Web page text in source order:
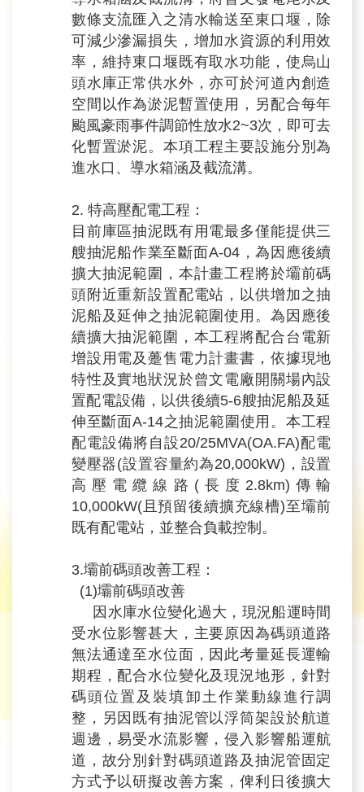
數條支流匯入之清水輸送至東口堰，除
可減少滲漏損失，增加水資源的利用效
率，維持東口堰既有取水功能，使烏山
頭水庫正常供水外，亦可於河道內創造
空間以作為淤泥暫置使用，另配合每年
颱風豪雨事件調節性放水2~3次，即可去
化暫置淤泥。本項工程主要設施分別為
進水口、導水箱涵及截流溝。
2. 特高壓配電工程：
目前庫區抽泥既有用電最多僅能提供三
艘抽泥船作業至斷面A-04，為因應後續
擴大抽泥範圍，本計畫工程將於壩前碼
頭附近重新設置配電站，以供增加之抽
泥船及延伸之抽泥範圍使用。為因應後
續擴大抽泥範圍，本工程將配合台電新
增設用電及躉售電力計畫書，依據現地
特性及實地狀況於曾文電廠開關場內設
置配電設備，以供後續5-6艘抽泥船及延
伸至斷面A-14之抽泥範圍使用。本工程
配電設備將自設20/25MVA(OA.FA)配電
變壓器(設置容量約為20,000kW)，設置
高壓電纜線路(長度2.8km)傳輸
10,000kW(且預留後續擴充線槽)至壩前
既有配電站，並整合負載控制。
3.壩前碼頭改善工程：
(1)壩前碼頭改善
因水庫水位變化過大，現況船運時間
受水位影響甚大，主要原因為碼頭道路
無法通達至水位面，因此考量延長運輸
期程，配合水位變化及現況地形，針對
碼頭位置及裝填卸土作業動線進行調
整，另因既有抽泥管以浮筒架設於航道
週邊，易受水流影響，侵入影響船運航
道，故分別針對碼頭道路及抽泥管固定
方式予以研擬改善方案，俾利日後擴大